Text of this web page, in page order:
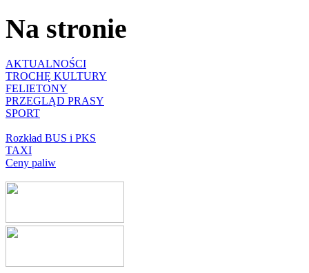
Na stronie
AKTUALNOŚCI
TROCHĘ KULTURY
FELIETONY
PRZEGLĄD PRASY
SPORT
Rozkład BUS i PKS
TAXI
Ceny paliw